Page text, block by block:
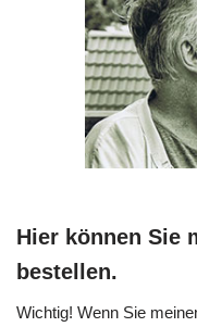
Hier können Sie
bestellen.
Wichtig! Wenn Sie